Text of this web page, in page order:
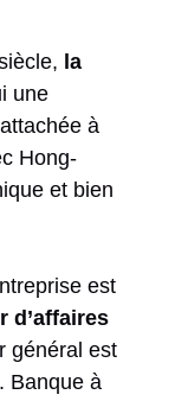
la
une
à
Hong-
et bien
est
d’affaires
général est
Banque à